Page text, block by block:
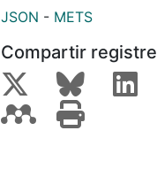
JSON - METS
Compartir registre